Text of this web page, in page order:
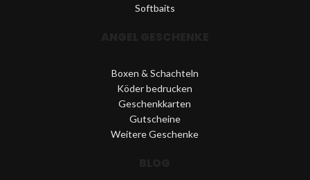
Softbaits
Boxen & Schachteln
Köder bedrucken
Geschenkkarten
Gutscheine
Weitere Geschenke